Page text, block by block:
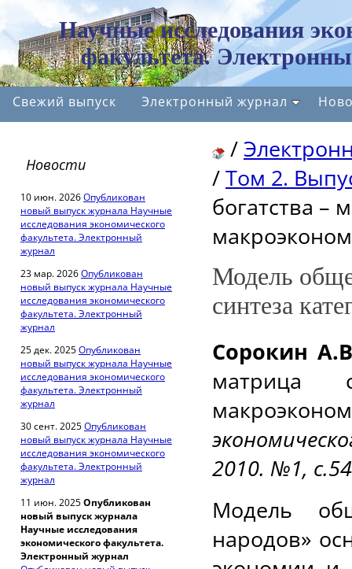
Научные исследования
факультета.
Свежий выпуск Электронный журнал
Новости
10 июн. 2026Опубликован
новый выпуск журнала Научные
исследования экономического
факультета. Электронный
журнал
23 мар. 2026Опубликован
новый выпуск журнала Научные
исследования экономического
факультета. Электронный
журнал
25 дек. 2025Опубликован
новый выпуск журнала Научные
исследования экономического
факультета. Электронный
журнал
30 сент. 2025Опубликован
новый выпуск журнала Научные
исследования экономического
факультета. Электронный
журнал
11 июн. 2025Опубликован
новый выпуск журнала
Научные исследования
экономического факультета.
Электронный журнал
/
/Том 2.
богатства –
Модель
синтеза
Сорокин
матрица
2010. №1,
Модель
народов»